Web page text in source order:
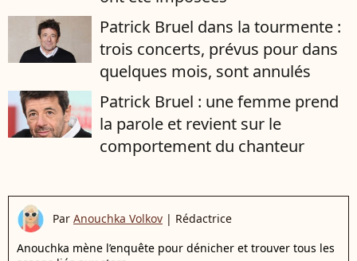
Patrick Bruel dans la tourmente :
trois concerts, prévus pour dans
quelques mois, sont annulés
Patrick Bruel : une femme prend
la parole et revient sur le
comportement du chanteur
Par Anouchka Volkov | Rédactrice
Anouchka mène l’enquête pour dénicher et trouver tous les